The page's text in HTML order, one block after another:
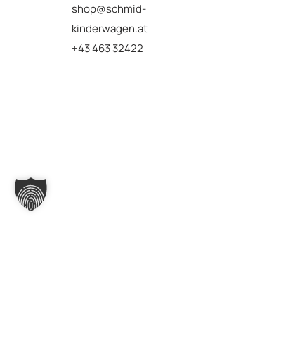
shop@schmid-
kinderwagen.at
+43 463 32422